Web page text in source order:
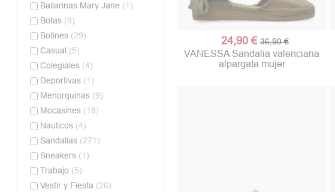
Bailarinas Mary Jane (1)
Botas (9)
Botines (29)
Casual (5)
Colegiales (4)
Deportivas (1)
Menorquinas (9)
Mocasines (18)
Nauticos (4)
Sandalias (271)
Sneakers (1)
Trabajo (5)
Vestir y Fiesta (26)
24,90 € 36,90 €
VANESSA Sandalia valenciana
alpargata mujer